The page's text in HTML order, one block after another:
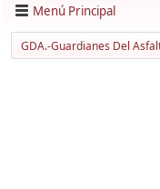
Menú Principal
GDA.-Guardianes Del